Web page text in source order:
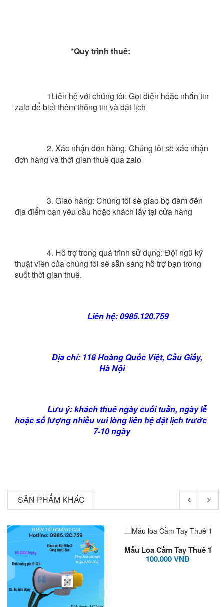
*Quy trình thuê:
1Liên hệ với chúng tôi: Gọi điện hoặc nhắn tin
zalo để biết thêm thông tin và đặt lịch
2. Xác nhận đơn hàng: Chúng tôi sẽ xác nhận
đơn hàng và thời gian thuê qua zalo
3. Giao hàng: Chúng tôi sẽ giao bộ đàm đến
địa điểm bạn yêu cầu hoặc khách lấy tại cửa hàng
4. Hỗ trợ trong quá trình sử dụng: Đội ngũ kỹ
thuật viên của chúng tôi sẽ sẵn sàng hỗ trợ bạn trong
suốt thời gian thuê.
Liên hệ: 0985.120.759
Địa chỉ: 118 Hoàng Quốc Việt, Cầu Giấy,
Hà Nội
Lưu ý: khách thuê ngày cuối tuần, ngày lễ
hoặc số lượng nhiều vui lòng liên hệ đặt lịch trước
7-10 ngày
SẢN PHẨM KHÁC
Mẫu Loa Cầm Tay Thuê 1
100.000 VNĐ